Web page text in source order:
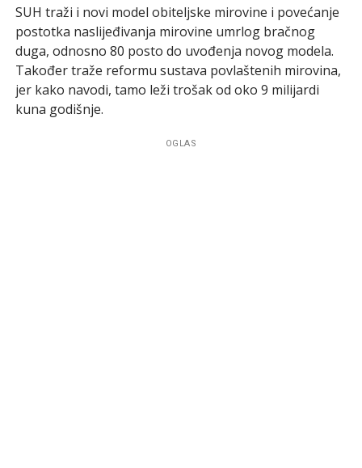
SUH traži i novi model obiteljske mirovine i povećanje
postotka naslijeđivanja mirovine umrlog bračnog
duga, odnosno 80 posto do uvođenja novog modela.
Također traže reformu sustava povlaštenih mirovina,
jer kako navodi, tamo leži trošak od oko 9 milijardi
kuna godišnje.
OGLAS